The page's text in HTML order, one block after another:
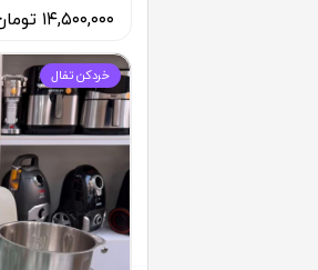
۱۴,۵۰۰,۰۰۰ تومان
خردكن تفال